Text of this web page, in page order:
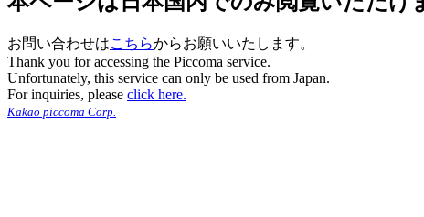
お問い合わせはこちらからお願いいたします。
Thank you for accessing the Piccoma service.
Unfortunately, this service can only be used from Japan.
For inquiries, please click here.
Kakao piccoma Corp.